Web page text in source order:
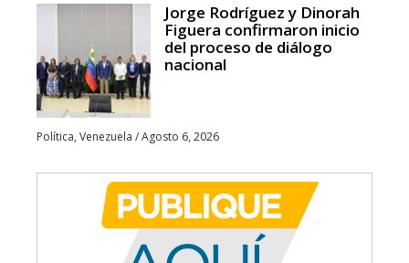
Jorge Rodríguez y Dinorah
Figuera confirmaron inicio
del proceso de diálogo
nacional
Política, Venezuela /Agosto 6, 2026